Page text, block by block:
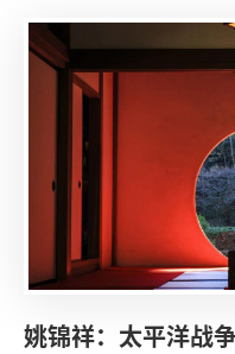
姚锦祥：太平洋战